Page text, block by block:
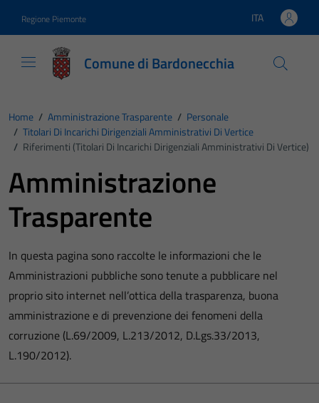
Regione Piemonte Lingua attiva:
ITA
Comune di Bardonecchia
Home / Amministrazione Trasparente / Personale
/ Titolari Di Incarichi Dirigenziali Amministrativi Di Vertice
/ Riferimenti (Titolari Di Incarichi Dirigenziali Amministrativi Di Vertice)
Amministrazione
Trasparente
In questa pagina sono raccolte le informazioni che le
Amministrazioni pubbliche sono tenute a pubblicare nel
proprio sito internet nell’ottica della trasparenza, buona
amministrazione e di prevenzione dei fenomeni della
corruzione (L.69/2009, L.213/2012, D.Lgs.33/2013,
L.190/2012).